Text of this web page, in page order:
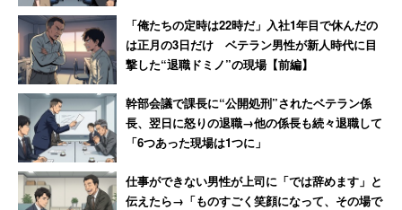
「俺たちの定時は22時だ」入社1年目で休んだの
は正月の3日だけ ベテラン男性が新人時代に目
撃した“退職ドミノ”の現場【前編】
幹部会議で課長に“公開処刑”されたベテラン係
長、翌日に怒りの退職→他の係長も続々退職して
「6つあった現場は1つに」
仕事ができない男性が上司に「では辞めます」と
伝えたら→「ものすごく笑顔になって、その場で